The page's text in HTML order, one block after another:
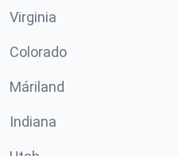
Virginia
Colorado
Máriland
Indiana